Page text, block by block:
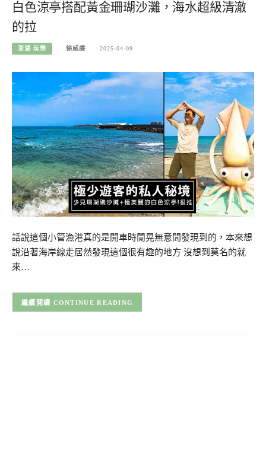
白色涼亭搭配黃金珊瑚沙灘，海水超級清澈
的拉
澎湖-玩樂 徐威廉 2025-04-09
話說這個小管漁港真的是開車時閒晃無意間發現到的，本來想
說沿著海岸線走居然發現這個很有趣的地方 沒想到莫名的就
來…
CONTINUE READING